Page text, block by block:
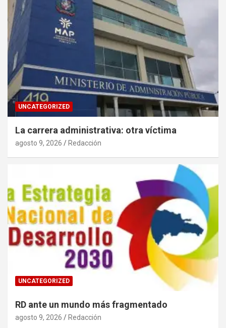
UNCATEGORIZED
La carrera administrativa: otra víctima
agosto 9, 2026 Redacción
UNCATEGORIZED
RD ante un mundo más fragmentado
agosto 9, 2026 Redacción